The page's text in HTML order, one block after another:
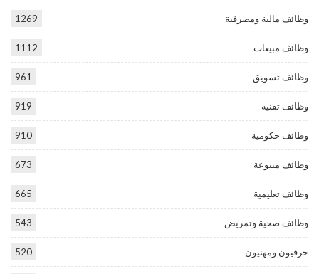
وظائف مالية ومصرفية 1269
وظائف مبيعات 1112
وظائف تسويق 961
وظائف تقنية 919
وظائف حكومية 910
وظائف متنوعة 673
وظائف تعليمية 665
وظائف صحية وتمريض 543
حرفيون ومهنيون 520